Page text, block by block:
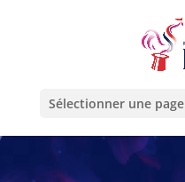
Sélectionner une page